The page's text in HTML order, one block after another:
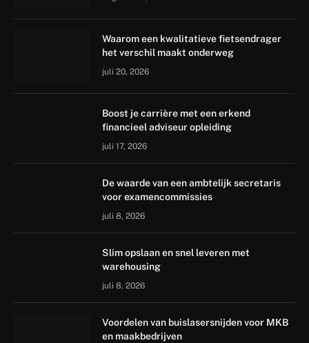
Waarom een kwalitatieve fietsendrager
het verschil maakt onderweg
juli 20, 2026
Boost je carrière met een erkend
financieel adviseur opleiding
juli 17, 2026
De waarde van een ambtelijk secretaris
voor examencommissies
juli 8, 2026
Slim opslaan en snel leveren met
warehousing
juli 8, 2026
Voordelen van buislasersnijden voor MKB
en maakbedrijven